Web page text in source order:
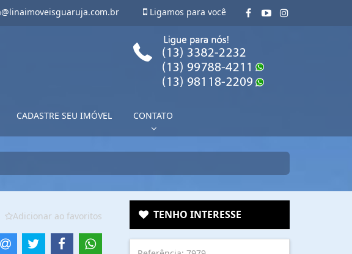
Ligamos para você
CADASTRE SEU IMÓVEL CONTATO
Adicionar ao favoritos TENHO INTERESSE